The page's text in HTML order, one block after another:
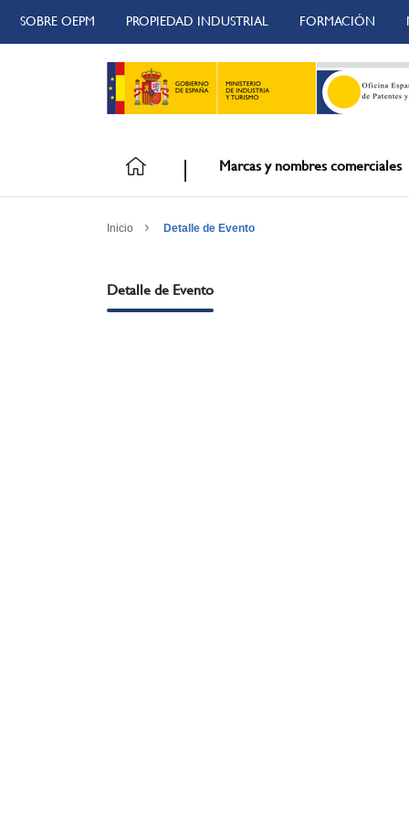
SOBRE OEPM PROPIEDAD INDUSTRIAL FORMACIÓN
Marcas y nombres comerciales
Inicio Detalle de Evento
Detalle de Evento